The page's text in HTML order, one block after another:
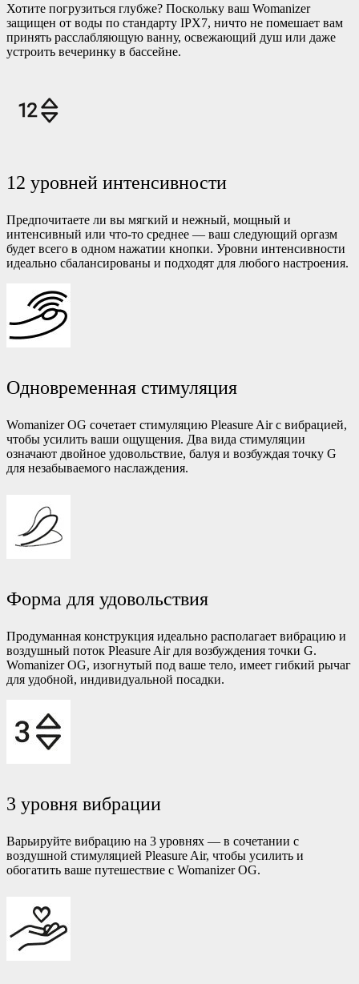
Хотите погрузиться глубже? Поскольку ваш Womanizer
защищен от воды по стандарту IPX7, ничто не помешает вам
принять расслабляющую ванну, освежающий душ или даже
устроить вечеринку в бассейне.
12 уровней интенсивности
Предпочитаете ли вы мягкий и нежный, мощный и
интенсивный или что-то среднее — ваш следующий оргазм
будет всего в одном нажатии кнопки. Уровни интенсивности
идеально сбалансированы и подходят для любого настроения.
Одновременная стимуляция
Womanizer OG сочетает стимуляцию Pleasure Air с вибрацией,
чтобы усилить ваши ощущения. Два вида стимуляции
означают двойное удовольствие, балуя и возбуждая точку G
для незабываемого наслаждения.
Форма для удовольствия
Продуманная конструкция идеально располагает вибрацию и
воздушный поток Pleasure Air для возбуждения точки G.
Womanizer OG, изогнутый под ваше тело, имеет гибкий рычаг
для удобной, индивидуальной посадки.
3 уровня вибрации
Варьируйте вибрацию на 3 уровнях — в сочетании с
воздушной стимуляцией Pleasure Air, чтобы усилить и
обогатить ваше путешествие с Womanizer OG.